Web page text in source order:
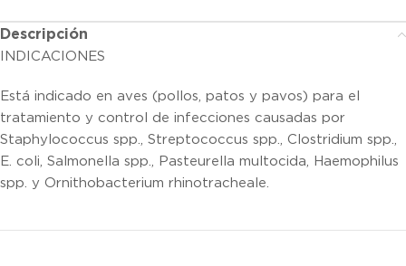
Descripción
INDICACIONES
Está indicado en aves (pollos, patos y pavos) para el
tratamiento y control de infecciones causadas por
Staphylococcus spp., Streptococcus spp., Clostridium spp.,
E. coli, Salmonella spp., Pasteurella multocida, Haemophilus
spp. y Ornithobacterium rhinotracheale.